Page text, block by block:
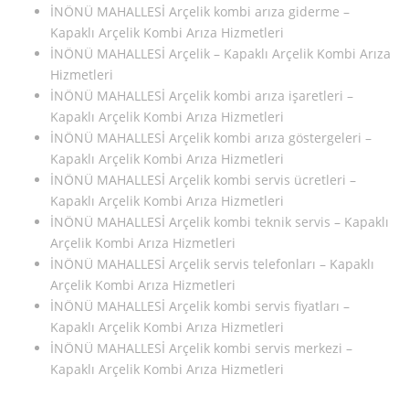
İNÖNÜ MAHALLESİ Arçelik kombi arıza giderme –
Kapaklı Arçelik Kombi Arıza Hizmetleri
İNÖNÜ MAHALLESİ Arçelik – Kapaklı Arçelik Kombi Arıza
Hizmetleri
İNÖNÜ MAHALLESİ Arçelik kombi arıza işaretleri –
Kapaklı Arçelik Kombi Arıza Hizmetleri
İNÖNÜ MAHALLESİ Arçelik kombi arıza göstergeleri –
Kapaklı Arçelik Kombi Arıza Hizmetleri
İNÖNÜ MAHALLESİ Arçelik kombi servis ücretleri –
Kapaklı Arçelik Kombi Arıza Hizmetleri
İNÖNÜ MAHALLESİ Arçelik kombi teknik servis – Kapaklı
Arçelik Kombi Arıza Hizmetleri
İNÖNÜ MAHALLESİ Arçelik servis telefonları – Kapaklı
Arçelik Kombi Arıza Hizmetleri
İNÖNÜ MAHALLESİ Arçelik kombi servis fiyatları –
Kapaklı Arçelik Kombi Arıza Hizmetleri
İNÖNÜ MAHALLESİ Arçelik kombi servis merkezi –
Kapaklı Arçelik Kombi Arıza Hizmetleri